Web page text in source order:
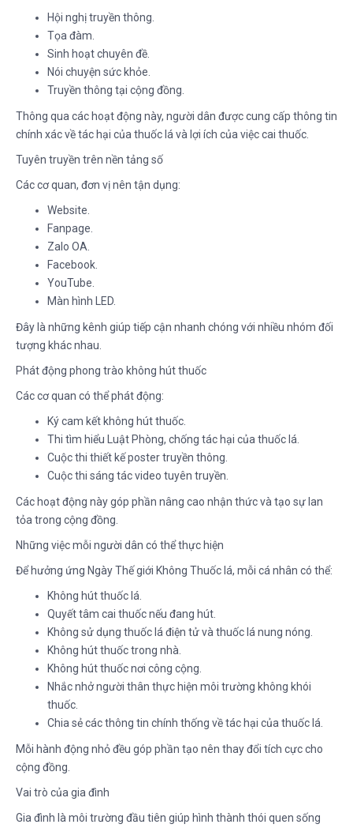
Hội nghị truyền thông.
Tọa đàm.
Sinh hoạt chuyên đề.
Nói chuyện sức khỏe.
Truyền thông tại cộng đồng.
Thông qua các hoạt động này, người dân được cung cấp thông tin
chính xác về tác hại của thuốc lá và lợi ích của việc cai thuốc.
Tuyên truyền trên nền tảng số
Các cơ quan, đơn vị nên tận dụng:
Website.
Fanpage.
Zalo OA.
Facebook.
YouTube.
Màn hình LED.
Đây là những kênh giúp tiếp cận nhanh chóng với nhiều nhóm đối
tượng khác nhau.
Phát động phong trào không hút thuốc
Các cơ quan có thể phát động:
Ký cam kết không hút thuốc.
Thi tìm hiểu Luật Phòng, chống tác hại của thuốc lá.
Cuộc thi thiết kế poster truyền thông.
Cuộc thi sáng tác video tuyên truyền.
Các hoạt động này góp phần nâng cao nhận thức và tạo sự lan
tỏa trong cộng đồng.
Những việc mỗi người dân có thể thực hiện
Để hưởng ứng Ngày Thế giới Không Thuốc lá, mỗi cá nhân có thể:
Không hút thuốc lá.
Quyết tâm cai thuốc nếu đang hút.
Không sử dụng thuốc lá điện tử và thuốc lá nung nóng.
Không hút thuốc trong nhà.
Không hút thuốc nơi công cộng.
Nhắc nhở người thân thực hiện môi trường không khói
thuốc.
Chia sẻ các thông tin chính thống về tác hại của thuốc lá.
Mỗi hành động nhỏ đều góp phần tạo nên thay đổi tích cực cho
cộng đồng.
Vai trò của gia đình
Gia đình là môi trường đầu tiên giúp hình thành thói quen sống